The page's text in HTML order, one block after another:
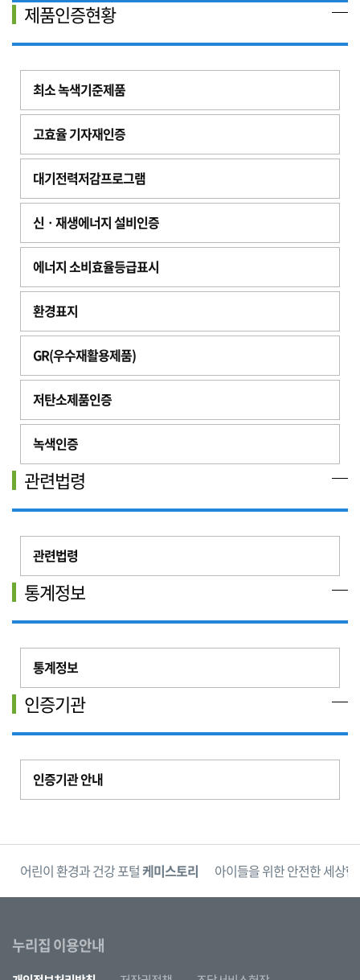
제품인증현황
최소 녹색기준제품
고효율 기자재인증
대기전력저감프로그램
신ㆍ재생에너지 설비인증
에너지 소비효율등급표시
환경표지
GR(우수재활용제품)
저탄소제품인증
녹색인증
관련법령
관련법령
통계정보
통계정보
인증기관
인증기관 안내
어린이 환경과 건강 포털케미스토리 아이들을 위한 안전한 세상
누리집 이용안내